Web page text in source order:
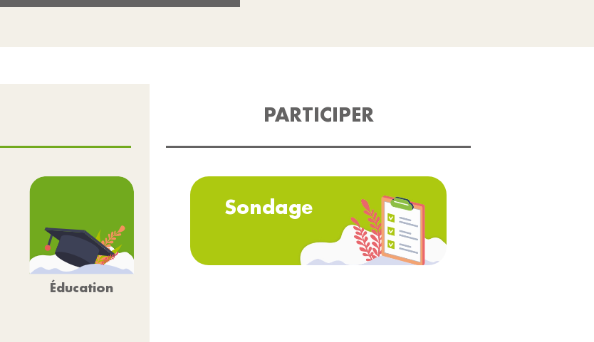
Éducation
PARTICIPER
Sondage